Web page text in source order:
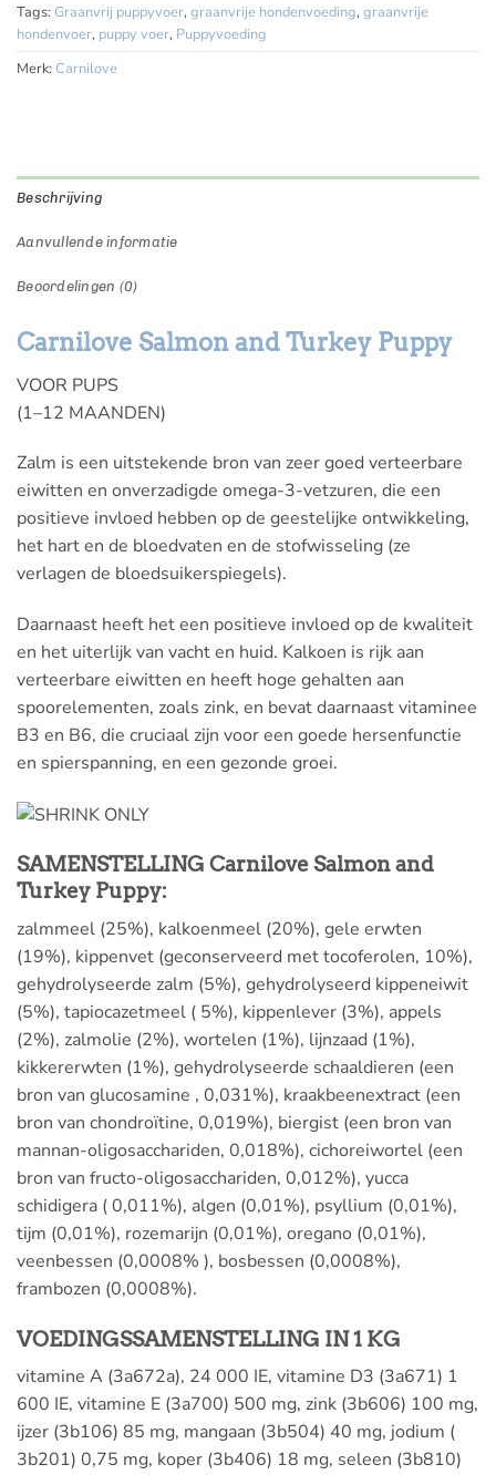
Tags: Graanvrij puppyvoer, graanvrije hondenvoeding, graanvrije
hondenvoer, puppy voer, Puppyvoeding
Merk: Carnilove
Beschrijving
Aanvullende informatie
Beoordelingen (0)
Carnilove Salmon and Turkey Puppy
VOOR PUPS
(1–12 MAANDEN)
Zalm is een uitstekende bron van zeer goed verteerbare
eiwitten en onverzadigde omega-3-vetzuren, die een
positieve invloed hebben op de geestelijke ontwikkeling,
het hart en de bloedvaten en de stofwisseling (ze
verlagen de bloedsuikerspiegels).
Daarnaast heeft het een positieve invloed op de kwaliteit
en het uiterlijk van vacht en huid. Kalkoen is rijk aan
verteerbare eiwitten en heeft hoge gehalten aan
spoorelementen, zoals zink, en bevat daarnaast vitaminee
B3 en B6, die cruciaal zijn voor een goede hersenfunctie
en spierspanning, en een gezonde groei.
SAMENSTELLING Carnilove Salmon and
Turkey Puppy:
zalmmeel (25%), kalkoenmeel (20%), gele erwten
(19%), kippenvet (geconserveerd met tocoferolen, 10%),
gehydrolyseerde zalm (5%), gehydrolyseerd kippeneiwit
(5%), tapiocazetmeel ( 5%), kippenlever (3%), appels
(2%), zalmolie (2%), wortelen (1%), lijnzaad (1%),
kikkererwten (1%), gehydrolyseerde schaaldieren (een
bron van glucosamine , 0,031%), kraakbeenextract (een
bron van chondroïtine, 0,019%), biergist (een bron van
mannan-oligosacchariden, 0,018%), cichoreiwortel (een
bron van fructo-oligosacchariden, 0,012%), yucca
schidigera ( 0,011%), algen (0,01%), psyllium (0,01%),
tijm (0,01%), rozemarijn (0,01%), oregano (0,01%),
veenbessen (0,0008% ), bosbessen (0,0008%),
frambozen (0,0008%).
VOEDINGSSAMENSTELLING IN 1 KG
vitamine A (3a672a), 24 000 IE, vitamine D3 (3a671) 1
600 IE, vitamine E (3a700) 500 mg, zink (3b606) 100 mg,
ijzer (3b106) 85 mg, mangaan (3b504) 40 mg, jodium (
3b201) 0,75 mg, koper (3b406) 18 mg, seleen (3b810)